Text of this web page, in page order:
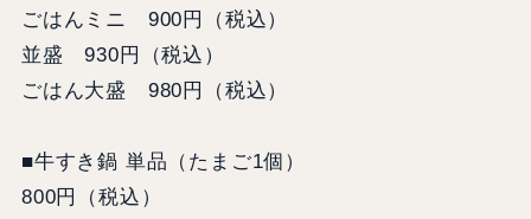
ごはんミニ 900円（税込）
並盛 930円（税込）
ごはん大盛 980円（税込）
■牛すき鍋 単品（たまご1個）
800円（税込）